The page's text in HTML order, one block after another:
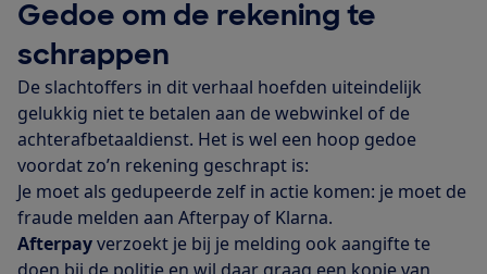
Gedoe om de rekening te
schrappen
De slachtoffers in dit verhaal hoefden uiteindelijk
gelukkig niet te betalen aan de webwinkel of de
achterafbetaaldienst. Het is wel een hoop gedoe
voordat zo’n rekening geschrapt is:
Je moet als gedupeerde zelf in actie komen: je moet de
fraude melden aan Afterpay of Klarna.
Afterpayverzoekt je bij je melding ook aangifte te